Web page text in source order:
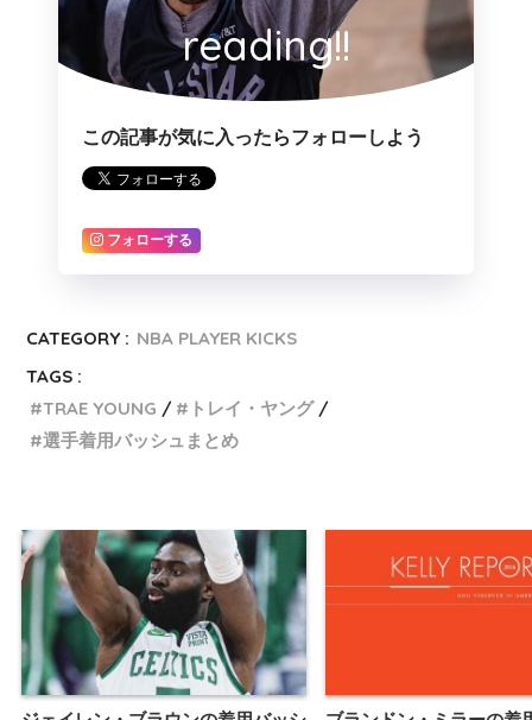
reading!!
この記事が気に入ったらフォローしよう
フォローする
CATEGORY : NBA PLAYER KICKS
TAGS :
TRAE YOUNG
トレイ・ヤング
選手着用バッシュまとめ